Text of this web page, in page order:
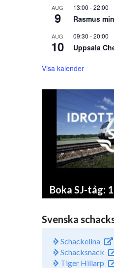
AUG
9
13:00 -22:00
Rasmus
AUG
10
09:30 -20:00
Uppsala
Visa kalender
Boka SJ-tåg:
Svenska
Schackelina
Schacksnack
Tiger Hillarp